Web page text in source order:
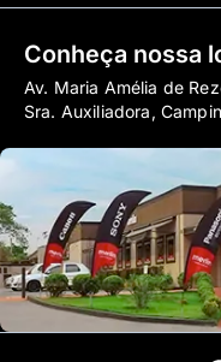
Conheça nossa
Av. Maria Amélia de
Sra. Auxiliadora,